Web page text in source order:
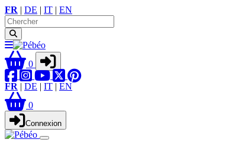
FR | DE | IT | EN
0
FR | DE | IT | EN
0
Connexion